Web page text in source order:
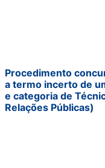
Procedimento
a termo incerto de
e categoria de
Relações Públicas)